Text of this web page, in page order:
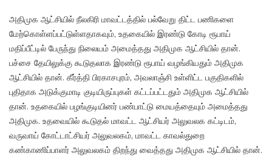
அதிமுக ஆட்சியில் நீலகிரி மாவட்டத்தில் பல்வேறு திட்ட பணிகளை
மேற்கொள்ளப்பட்டுள்ளதாகவும், உதகையில் இரண்டு கோடி ரூபாய்
மதிப்பீட்டில் பேருந்து நிலையம் அமைத்தது அதிமுக ஆட்சியில் தான்.
பச்சை தேயிலுக்கு கூடுதலாக இரண்டு ரூபாய் வழங்கியதும் அதிமுக
ஆட்சியில் தான். கீர்த்தி பிரகாசபுரம், அவலாஞ்சி உள்ளிட்ட பகுதிகளில்
புதிதாக அடுக்குமாடி குடியிருப்புகள் கட்டப்பட்டதும் அதிமுக ஆட்சியில்
தான். உதகையில் பழங்குடியினர் பண்பாட்டு மையத்தையும் அமைத்தது
அதிமுக. உதவையில் கூடுதல் மாவட்ட ஆட்சியர் அலுவலக கட்டிடம்,
வருவாய் கோட்டாட்சியர் அலுவலகம், மாவட்ட காவல்துறை
கண்காணிப்பாளர் அலுவலகம் திறந்து வைத்தது அதிமுக ஆட்சியில் தான்.